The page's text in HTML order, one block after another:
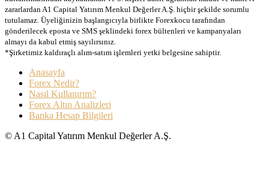
zararlardan A1 Capital Yatırım Menkul Değerler A.Ş. hiçbir şekilde sorumlu
tutulamaz. Üyeliğinizin başlangıcıyla birlikte Forexkocu tarafından
gönderilecek eposta ve SMS şeklindeki forex bültenleri ve kampanyaları
almayı da kabul etmiş sayılırsınız.
*Şirketimiz kaldıraçlı alım-satım işlemleri yetki belgesine sahiptir.
Anasayfa
Forex Nedir?
Nasıl Kullanırım?
Forex Altın Analizleri
Banka Hesap Bilgileri
© A1 Capital Yatırım Menkul Değerler A.Ş.